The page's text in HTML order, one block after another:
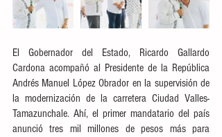
El Gobernador del Estado, Ricardo Gallardo
Cardona acompañó al Presidente de la República
Andrés Manuel López Obrador en la supervisión de
la modernización de la carretera Ciudad Valles-
Tamazunchale. Ahí, el primer mandatario del país
anunció tres mil millones de pesos más para